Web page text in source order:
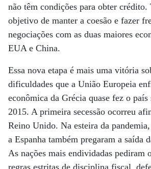
não têm condições para obter crédito.
objetivo de manter a coesão e fazer
negociações com as duas maiores
EUA e China.
Essa nova etapa é mais uma vitória
dificuldades que a União Europeia
econômica da Grécia quase fez o
2015. A primeira secessão ocorreu
Reino Unido. Na esteira da
a Espanha também pregaram a saída
As nações mais endividadas pediram
regras estritas de disciplina fiscal,